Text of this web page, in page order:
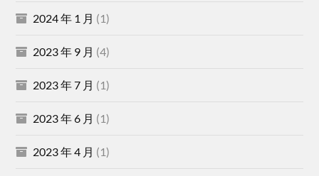
2024 年 1 月 (1)
2023 年 9 月 (4)
2023 年 7 月 (1)
2023 年 6 月 (1)
2023 年 4 月 (1)